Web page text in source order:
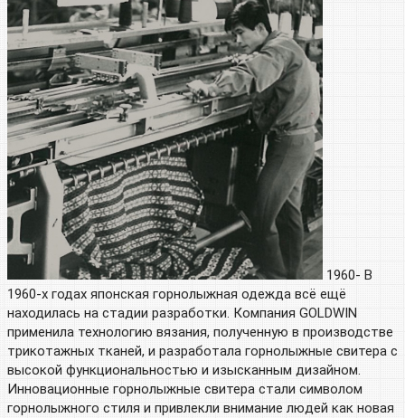
1960- В
1960-х годах японская горнолыжная одежда всё ещё
находилась на стадии разработки. Компания GOLDWIN
применила технологию вязания, полученную в производстве
трикотажных тканей, и разработала горнолыжные свитера с
высокой функциональностью и изысканным дизайном.
Инновационные горнолыжные свитера стали символом
горнолыжного стиля и привлекли внимание людей как новая